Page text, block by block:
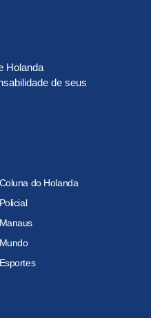
Holanda
de seus
Coluna do Holanda
Policial
Manaus
Mundo
Esportes